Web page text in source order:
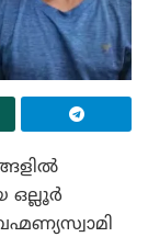
ഒല്ലൂര്‍